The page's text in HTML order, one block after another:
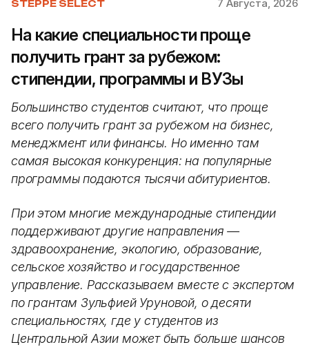
STEPPE SELECT 7 Августа, 2026
На какие специальности проще
получить грант за рубежом:
стипендии, программы и ВУЗы
Большинство студентов считают, что проще
всего получить грант за рубежом на бизнес,
менеджмент или финансы. Но именно там
самая высокая конкуренция: на популярные
программы подаются тысячи абитуриентов.
При этом многие международные стипендии
поддерживают другие направления —
здравоохранение, экологию, образование,
сельское хозяйство и государственное
управление. Рассказываем вместе с экспертом
по грантам Зульфией Уруновой, о десяти
специальностях, где у студентов из
Центральной Азии может быть больше шансов